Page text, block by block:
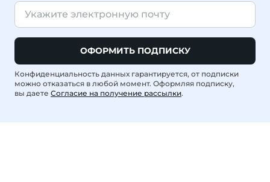
ОФОРМИТЬ ПОДПИСКУ
Конфиденциальность данных гарантируется, от подписки
можно отказаться в любой момент. Оформляя подписку,
вы даете Согласие на получение рассылки.